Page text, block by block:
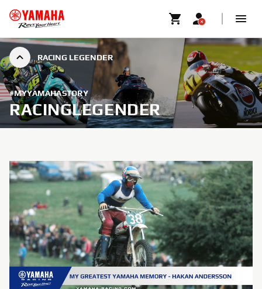
RACING LEGENDER
#MYYAMAHASTORY
RACINGLEGENDER